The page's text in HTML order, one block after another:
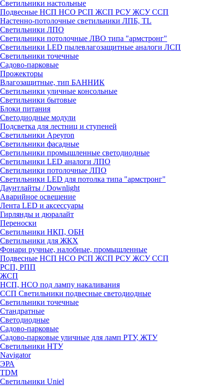
Светильники настольные
Подвесные НСП НСО РСП ЖСП РСУ ЖСУ ССП
Настенно-потолочные светильники ЛПБ, TL
Светильники ЛПО
Светильники потолочные ЛВО типа "армстронг"
Светильники LED пылевлагозащитные аналоги ЛСП
Светильники точечные
Садово-парковые
Прожекторы
Влагозащитные, тип БАННИК
Светильники уличные консольные
Светильники бытовые
Блоки питания
Светодиодные модули
Подсветка для лестниц и ступеней
Светильники Apeyron
Светильники фасадные
Светильники промышленные светодиодные
Светильники LED аналоги ЛПО
Светильники потолочные ЛПО
Светильники LED для потолка типа "армстронг"
Даунтлайты / Downlight
Аварийное освещение
Лента LED и аксессуары
Гирлянды и дюралайт
Переноски
Светильники НКП, ОБН
Светильники для ЖКХ
Фонари ручные, налобные, промышленные
Подвесные НСП НСО РСП ЖСП РСУ ЖСУ ССП
РСП, РПП
ЖСП
НСП, НСО под лампу накаливания
ССП Светильники подвесные светодиодные
Светильники точечные
Стандратные
Светодиодные
Садово-парковые
Садово-парковые уличные для ламп РТУ, ЖТУ
Светильники НТУ
Navigator
ЭРА
TDM
Светильники Uniel